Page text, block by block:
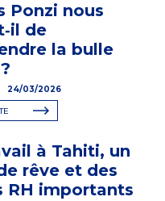
Ponzi nous
de
la bulle
24/03/2026
à Tahiti, un
rêve et des
RH importants